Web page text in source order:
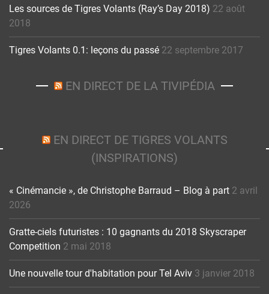
Les sources de Tigres Volants (Ray’s Day 2018) 22 août
2018
Tigres Volants 0.1: leçons du passé 22 septembre 2017
EN DIRECT DE LA TIVIPÉDIA
EN DIRECT DE TIGRES VOLANTS
(INSPIRATIONS)
« Cinémancie », de Christophe Barraud – Blog à part 2 avril
2026
Gratte-ciels futuristes : 10 gagnants du 2018 Skyscraper
Competition 2 mai 2018
Une nouvelle tour d'habitation pour Tel Aviv 3 janvier 2018